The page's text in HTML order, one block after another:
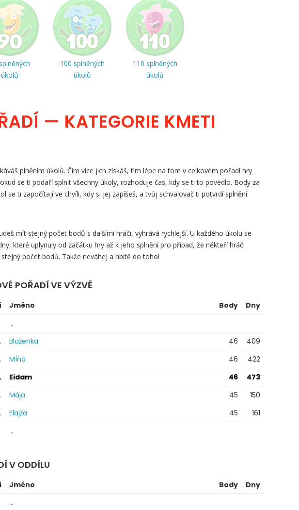
úkolů
100 splněných
úkolů
110 splněných
úkolů
— KATEGORIE KMETI
plněním úkolů. Čím více jich získáš, tím lépe na tom v celkovém pořadí hry
se ti podaří splnit všechny úkoly, rozhoduje čas, kdy se ti to povedlo. Body za
se ti započítají ve chvíli, kdy si jej zapíšeš, a tvůj schvalovač ti potvrdí splnění.
mít stejný počet bodů s dalšími hráči, vyhrává rychlejší. U každého úkolu se
které uplynuly od začátku hry až k jeho splnění pro případ, že někteří hráči
počet bodů. Takže neváhej a hbitě do toho!
POŘADÍ VE VÝZVĚ
Jméno Body
Dny
...
Blaženka 46
409
Míňa 46
422
Eidam 46
473
Mája 45
150
Elajža 45
161
...
V ODDÍLU
Jméno Body
Dny
...